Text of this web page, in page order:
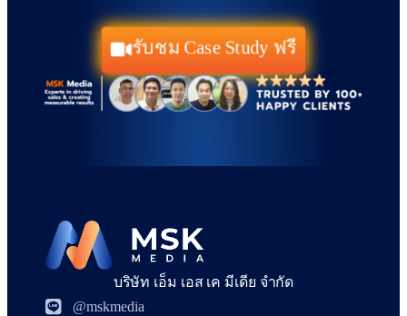
รับชม Case Study ฟรี
บริษัท เอ็ม เอส เค มีเดีย จำกัด
@mskmedia